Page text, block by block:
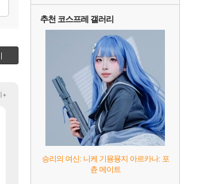
신호등 2인 40%글 존나 긁히네 씨발
벨가르딘 맛본 시점 민심 췤 [82]
로아 보상 공지 나온거 10추 하니 올리자
LoL 페이즈 감상평
[2]
+
챕터별 길찾기/지도 공략 (1 ~ 12장)
스위치2판 ‘몬헌 와일즈’, 30~40fps 목표
아주프로 4컷 만화 | 야간 보초는 너무 힘들어
리밋제로 테스트 때는 로비에 온라인 기능이 있는데
추천 코스프레 갤러리
승리의 여신: 니케 기묭묭지 아르카나: 포
츈 메이트